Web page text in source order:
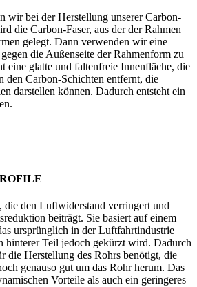
wir bei der Herstellung unserer Carbon-
die Carbon-Faser, aus der der Rahmen
gelegt. Dann verwenden wir eine
die Außenseite der Rahmenform zu
eine glatte und faltenfreie Innenfläche, die
den Carbon-Schichten entfernt, die
darstellen können. Dadurch entsteht ein
die den Luftwiderstand verringert und
beiträgt. Sie basiert auf einem
ursprünglich in der Luftfahrtindustrie
hinterer Teil jedoch gekürzt wird. Dadurch
die Herstellung des Rohrs benötigt, die
genauso gut um das Rohr herum. Das
Vorteile als auch ein geringeres